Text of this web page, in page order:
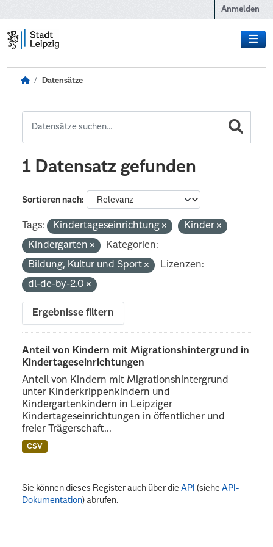
Anmelden
Datensätze
1 Datensatz gefunden
Sortieren nach
Tags: Kindertageseinrichtung
Kinder
Kindergarten
Kategorien:
Bildung, Kultur und Sport
Lizenzen:
dl-de-by-2.0
Ergebnisse filtern
Anteil von Kindern mit Migrationshintergrund in
Kindertageseinrichtungen
Anteil von Kindern mit Migrationshintergrund
unter Kinderkrippenkindern und
Kindergartenkindern in Leipziger
Kindertageseinrichtungen in öffentlicher und
freier Trägerschaft...
CSV
Sie können dieses Register auch über dieAPI (sieheAPI-
Dokumentation) abrufen.